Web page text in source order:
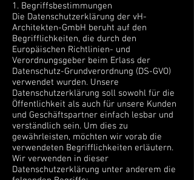
1. Begriffsbestimmungen
Die Datenschutzerklärung der vH-
Architekten-GmbH beruht auf den
Begrifflichkeiten, die durch den
Europäischen Richtlinien- und
Verordnungsgeber beim Erlass der
Datenschutz-Grundverordnung (DS-GVO)
verwendet wurden. Unsere
Datenschutzerklärung soll sowohl für die
Öffentlichkeit als auch für unsere Kunden
und Geschäftspartner einfach lesbar und
verständlich sein. Um dies zu
gewährleisten, möchten wir vorab die
verwendeten Begrifflichkeiten erläutern.
Wir verwenden in dieser
Datenschutzerklärung unter anderem die